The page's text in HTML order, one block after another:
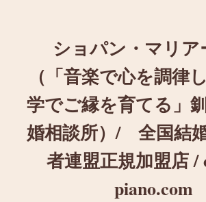
ショパン・マリア
（「音楽で心を調律
学でご縁を育てる」
婚相談所）/ 全国結
者連盟正規加盟店 /
piano.com